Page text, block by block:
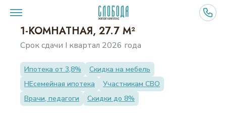
ВЫБЕРИТЕ ДОМ
ПЛАНИРОВКИ
1-КОМНАТНАЯ, 27.7 М²
Срок сдачи I квартал 2026 года
Ипотека от 3,8%
Скидка на мебель
НЕсемейная ипотека
Участникам СВО
Врачи, педагоги
Скидки до 8%